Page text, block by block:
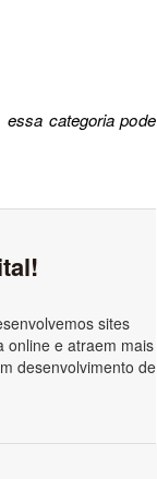
categoria pode
sites
online e atraem mais
desenvolvimento de